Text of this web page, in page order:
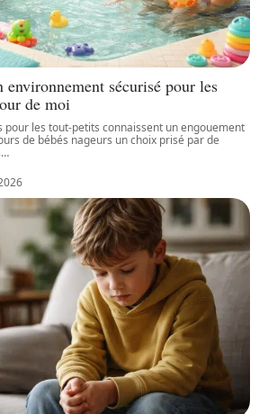
environnement sécurisé pour les
de moi
pour les tout-petits connaissent un engouement
de bébés nageurs un choix prisé par de
…